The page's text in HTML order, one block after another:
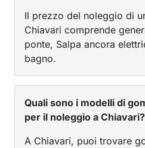
Il prezzo del noleggio di
Chiavari comprende
ponte, Salpa ancora
bagno.
Quali sono i modelli di
per il noleggio a Chiavari?
A Chiavari, puoi trovare